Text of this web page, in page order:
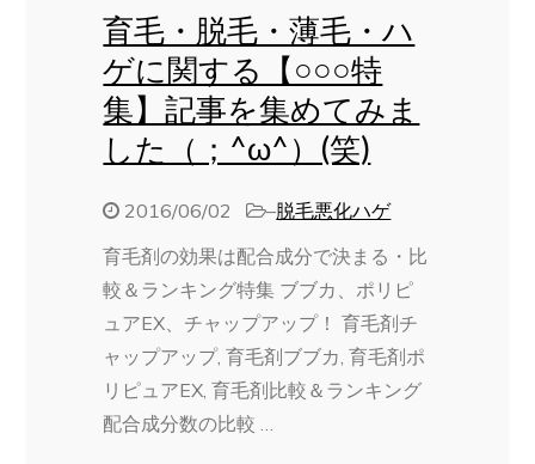
育毛・脱毛・薄毛・ハ
ゲに関する【○○○特
集】記事を集めてみま
した（；^ω^）(笑)
2016/06/02 –脱毛悪化ハゲ
育毛剤の効果は配合成分で決まる・比
較＆ランキング特集 ブブカ、ポリピ
ュアEX、チャップアップ！ 育毛剤チ
ャップアップ, 育毛剤ブブカ, 育毛剤ポ
リピュアEX, 育毛剤比較＆ランキング
配合成分数の比較 …